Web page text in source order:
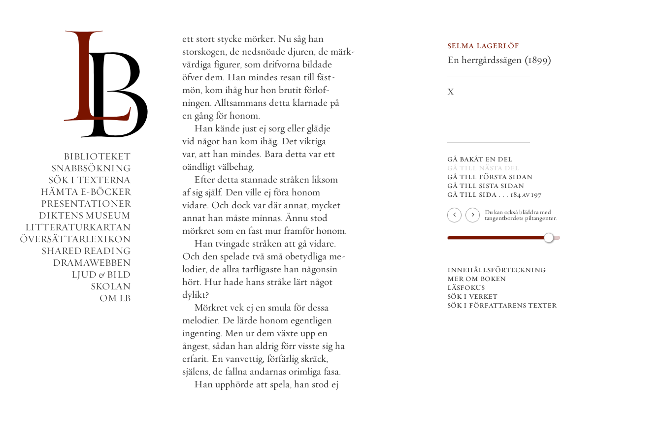
BIBLIOTEKET
SNABBSÖKNING
SÖK I TEXTERNA
HÄMTA E-BÖCKER
PRESENTATIONER
DIKTENS MUSEUM
LITTERATURKARTAN
ÖVERSÄTTARLEXIKON
SHARED READING
DRAMAWEBBEN
LJUD & BILD
SKOLAN
OM LB
ett stort stycke mörker. Nu såg han
storskogen, de nedsnöade djuren, de märk-
värdiga figurer, som drifvorna bildade
öfver dem. Han mindes resan till fäst-
mön, kom ihåg hur hon brutit förlof-
ningen. Alltsammans detta klarnade på
en gång för honom.
Han kände just ej sorg eller glädje
vid något han kom ihåg. Det viktiga
var, att han mindes. Bara detta var ett
oändligt välbehag.
Efter detta stannade stråken liksom
af sig själf. Den ville ej föra honom
vidare. Och dock var där annat, mycket
annat han måste minnas. Ännu stod
mörkret som en fast mur framför honom.
Han tvingade stråken att gå vidare.
Och den spelade två små obetydliga me-
lodier, de allra tarfligaste han någonsin
hört. Hur hade hans stråke lärt något
dylikt?
Mörkret vek ej en smula för dessa
melodier. De lärde honom egentligen
ingenting. Men ur dem växte upp en
ångest, sådan han aldrig förr visste sig ha
erfarit. En vanvettig, förfärlig skräck,
själens, de fallna andarnas orimliga fasa.
Han upphörde att spela, han stod ej
selma lagerlöf
En herrgårdssägen (1899)
X
gå bakåt en del
gå till nästa del
gå till första sidan
gå till sista sidan
gå till sida . . . 184 av 197
Du kan också bläddra med
tangentbordets piltangenter.
innehållsförteckning
mer om boken
läsfokus
sök i verket
sök i författarens texter